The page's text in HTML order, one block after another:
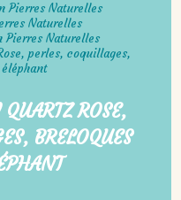
Pierres Naturelles
Naturelles
Pierres Naturelles
perles, coquillages,
ROSE,
BRELOQUES